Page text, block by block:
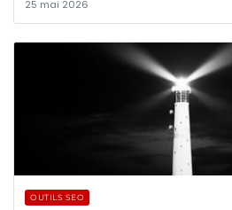
25 mai 2026
OUTILS SEO